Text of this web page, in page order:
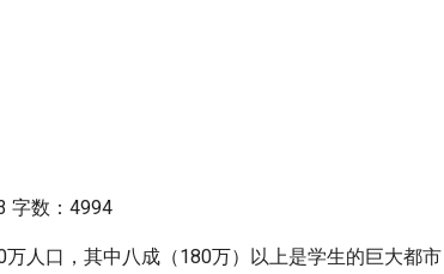
字数：4994
人口，其中八成（180万）以上是学生的巨大都